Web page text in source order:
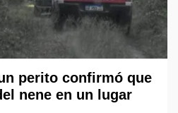
perito confirmó que
nene en un lugar